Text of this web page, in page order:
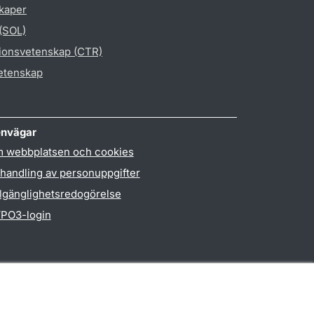
(CTR)
webbplatsen och cookies
av personuppgifter
login